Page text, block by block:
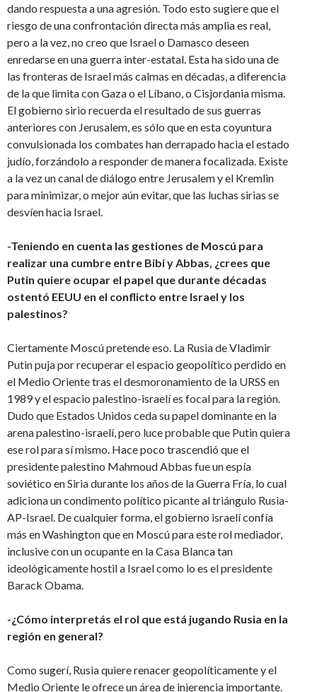
dando respuesta a una agresión. Todo esto sugiere que el
riesgo de una confrontación directa más amplia es real,
pero a la vez, no creo que Israel o Damasco deseen
enredarse en una guerra inter-estatal. Esta ha sido una de
las fronteras de Israel más calmas en décadas, a diferencia
de la que limita con Gaza o el Líbano, o Cisjordania misma.
El gobierno sirio recuerda el resultado de sus guerras
anteriores con Jerusalem, es sólo que en esta coyuntura
convulsionada los combates han derrapado hacia el estado
judío, forzándolo a responder de manera focalizada. Existe
a la vez un canal de diálogo entre Jerusalem y el Kremlin
para minimizar, o mejor aún evitar, que las luchas sirias se
desvíen hacia Israel.
-Teniendo en cuenta las gestiones de Moscú para
realizar una cumbre entre Bibi y Abbas, ¿crees que
Putin quiere ocupar el papel que durante décadas
ostentó EEUU en el conflicto entre Israel y los
palestinos?
Ciertamente Moscú pretende eso. La Rusia de Vladimir
Putin puja por recuperar el espacio geopolítico perdido en
el Medio Oriente tras el desmoronamiento de la URSS en
1989 y el espacio palestino-israelí es focal para la región.
Dudo que Estados Unidos ceda su papel dominante en la
arena palestino-israelí, pero luce probable que Putin quiera
ese rol para sí mismo. Hace poco trascendió que el
presidente palestino Mahmoud Abbas fue un espía
soviético en Siria durante los años de la Guerra Fría, lo cual
adiciona un condimento político picante al triángulo Rusia-
AP-Israel. De cualquier forma, el gobierno israelí confía
más en Washington que en Moscú para este rol mediador,
inclusive con un ocupante en la Casa Blanca tan
ideológicamente hostil a Israel como lo es el presidente
Barack Obama.
-¿Cómo interpretás el rol que está jugando Rusia en la
región en general?
Como sugerí, Rusia quiere renacer geopolíticamente y el
Medio Oriente le ofrece un área de injerencia importante.